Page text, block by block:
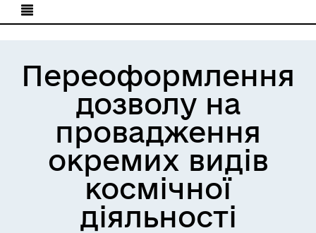
Переоформлення
дозволу на
провадження
окремих видів
космічної
діяльності